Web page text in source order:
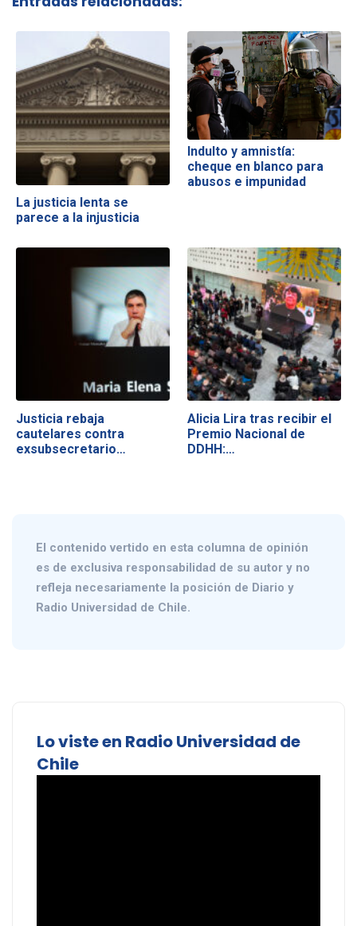
La justicia lenta se
parece a la injusticia
Indulto y amnistía:
cheque en blanco para
abusos e impunidad
Justicia rebaja
cautelares contra
exsubsecretario…
Alicia Lira tras recibir el
Premio Nacional de
DDHH:…
El contenido vertido en esta columna de opinión
es de exclusiva responsabilidad de su autor y no
refleja necesariamente la posición de Diario y
Radio Universidad de Chile.
Lo viste en Radio Universidad de
Chile